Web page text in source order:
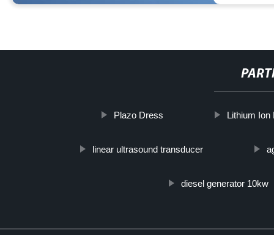
Plazo Dress Lithium Ion
linear ultrasound transducer
diesel generator 10kw